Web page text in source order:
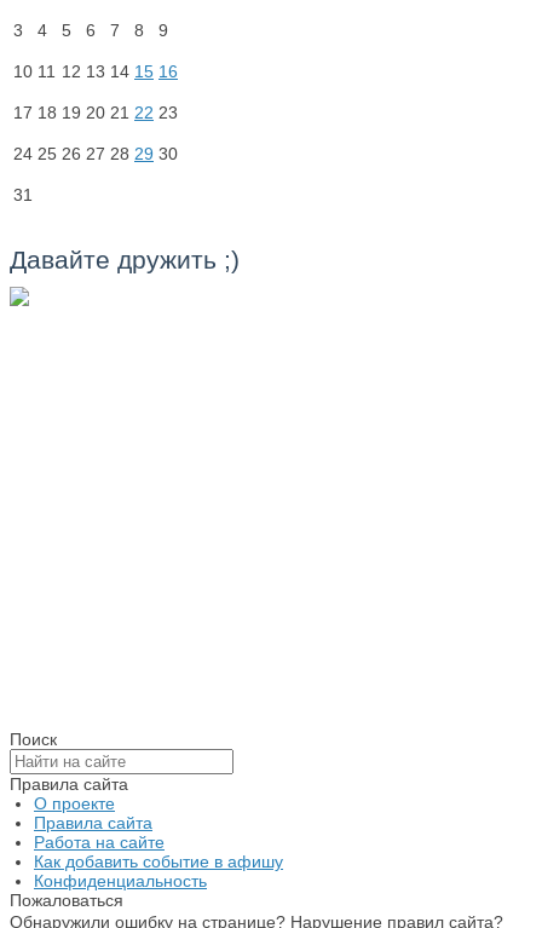
3 4 5 6 7 8 9
10 11 12 13 14 15 16
17 18 19 20 21 22 23
24 25 26 27 28 29 30
31
Давайте дружить ;)
Поиск
Правила сайта
О проекте
Правила сайта
Работа на сайте
Как добавить событие в афишу
Конфиденциальность
Пожаловаться
Обнаружили ошибку на странице? Нарушение правил сайта?